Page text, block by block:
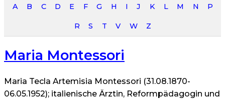
A B C D E F G H I J K L M N P
R S T V W Z
Maria Montessori
Maria Tecla Artemisia Montessori (31.08.1870-
06.05.1952); italienische Ärztin, Reformpädagogin und